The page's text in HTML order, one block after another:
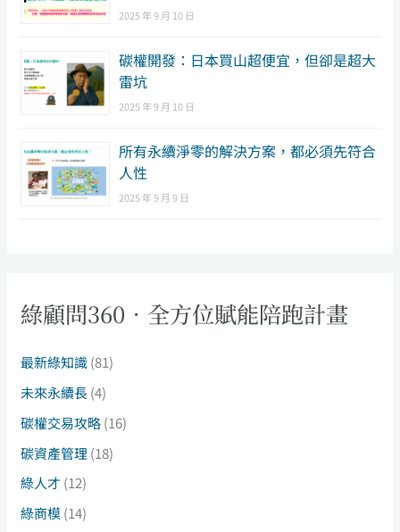
2025 年 9 月 10 日
碳權開發：日本買山超便宜，但卻是超大
雷坑
2025 年 9 月 10 日
所有永續淨零的解決方案，都必須先符合
人性
2025 年 9 月 9 日
綠顧問360．全方位賦能陪跑計畫
最新綠知識(81)
未來永續長(4)
碳權交易攻略(16)
碳資產管理 (18)
綠人才 (12)
綠商模(14)